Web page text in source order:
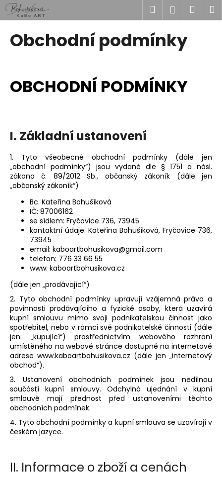
Přejít
na
obsah
Hledat
Obchodní podmínky
OBCHODNÍ PODMÍNKY
I. Základní ustanovení
1. Tyto všeobecné obchodní podmínky (dále jen
„obchodní podmínky“) jsou vydané dle § 1751 a násl.
zákona č. 89/2012 Sb., občanský zákoník (dále jen
„občanský zákoník“)
Bc. Kateřina Bohušíková
IČ: 87006162
se sídlem: Fryčovice 736, 73945
kontaktní údaje: Kateřina Bohušíková, Fryčovice 736,
73945
email: kaboartbohusikova@gmail.com
telefon: 776 33 66 55
www: kaboartbohusikova.cz
(dále jen „prodávající“)
2. Tyto obchodní podmínky upravují vzájemná práva a
povinnosti prodávajícího a fyzické osoby, která uzavírá
kupní smlouvu mimo svoji podnikatelskou činnost jako
spotřebitel, nebo v rámci své podnikatelské činnosti (dále
jen: „kupující“) prostřednictvím webového rozhraní
umístěného na webové stránce dostupné na internetové
adrese www.kaboartbohusikova.cz (dále jen „internetový
obchod“).
3. Ustanovení obchodních podmínek jsou nedílnou
součástí kupní smlouvy. Odchylná ujednání v kupní
smlouvě mají přednost před ustanoveními těchto
obchodních podmínek.
4. Tyto obchodní podmínky a kupní smlouva se uzavírají v
českém jazyce.
II. Informace o zboží a cenách
K
o
p
o
e
b
u
j
e
?
HLEDAT
D
o
p
o
r
u
j